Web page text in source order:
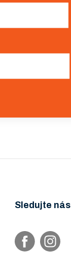
Sledujte nás